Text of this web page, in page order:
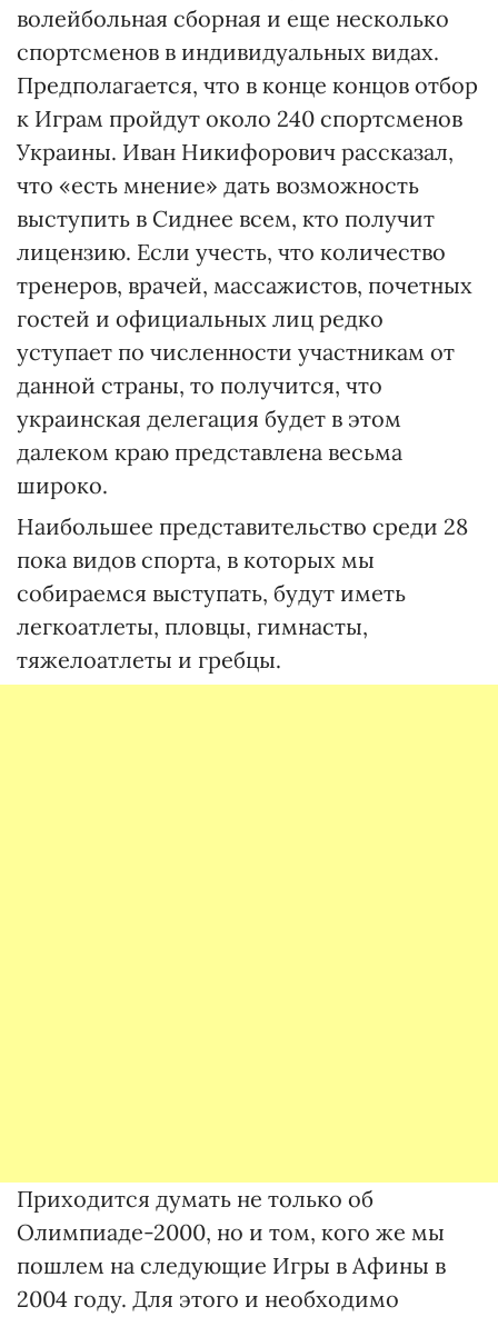
волейбольная сборная и еще несколько
спортсменов в индивидуальных видах.
Предполагается, что в конце концов отбор
к Играм пройдут около 240 спортсменов
Украины. Иван Никифорович рассказал,
что «есть мнение» дать возможность
выступить в Сиднее всем, кто получит
лицензию. Если учесть, что количество
тренеров, врачей, массажистов, почетных
гостей и официальных лиц редко
уступает по численности участникам от
данной страны, то получится, что
украинская делегация будет в этом
далеком краю представлена весьма
широко.
Наибольшее представительство среди 28
пока видов спорта, в которых мы
собираемся выступать, будут иметь
легкоатлеты, пловцы, гимнасты,
тяжелоатлеты и гребцы.
Приходится думать не только об
Олимпиаде-2000, но и том, кого же мы
пошлем на следующие Игры в Афины в
2004 году. Для этого и необходимо